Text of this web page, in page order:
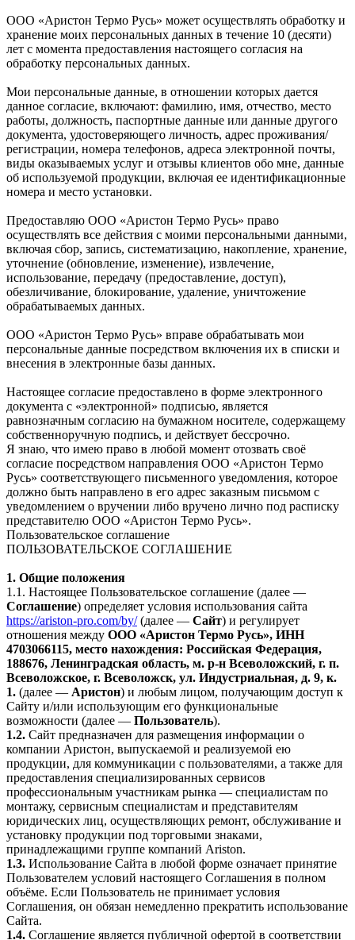
ООО «Аристон Термо Русь» может осуществлять обработку и
хранение моих персональных данных в течение 10 (десяти)
лет с момента предоставления настоящего согласия на
обработку персональных данных.
Мои персональные данные, в отношении которых дается
данное согласие, включают: фамилию, имя, отчество, место
работы, должность, паспортные данные или данные другого
документа, удостоверяющего личность, адрес проживания/
регистрации, номера телефонов, адреса электронной почты,
виды оказываемых услуг и отзывы клиентов обо мне, данные
об используемой продукции, включая ее идентификационные
номера и место установки.
Предоставляю ООО «Аристон Термо Русь» право
осуществлять все действия с моими персональными данными,
включая сбор, запись, систематизацию, накопление, хранение,
уточнение (обновление, изменение), извлечение,
использование, передачу (предоставление, доступ),
обезличивание, блокирование, удаление, уничтожение
обрабатываемых данных.
ООО «Аристон Термо Русь» вправе обрабатывать мои
персональные данные посредством включения их в списки и
внесения в электронные базы данных.
Настоящее согласие предоставлено в форме электронного
документа с «электронной» подписью, является
равнозначным согласию на бумажном носителе, содержащему
собственноручную подпись, и действует бессрочно.
Я знаю, что имею право в любой момент отозвать своё
согласие посредством направления ООО «Аристон Термо
Русь» соответствующего письменного уведомления, которое
должно быть направлено в его адрес заказным письмом с
уведомлением о вручении либо вручено лично под расписку
представителю ООО «Аристон Термо Русь».
Пользовательское соглашение
ПОЛЬЗОВАТЕЛЬСКОЕ СОГЛАШЕНИЕ
1. Общие положения
1.1. Настоящее Пользовательское соглашение (далее —
Соглашение) определяет условия использования сайта
https://ariston-pro.com/by/(далее — Сайт) и регулирует
отношения между ООО «Аристон Термо Русь», ИНН
4703066115, место нахождения: Российская Федерация,
188676, Ленинградская область, м. р-н Всеволожский, г. п.
Всеволожское, г. Всеволожск, ул. Индустриальная, д. 9, к.
1. (далее — Аристон) и любым лицом, получающим доступ к
Сайту и/или использующим его функциональные
возможности (далее — Пользователь).
1.2. Сайт предназначен для размещения информации о
компании Аристон, выпускаемой и реализуемой ею
продукции, для коммуникации с пользователями, а также для
предоставления специализированных сервисов
профессиональным участникам рынка — специалистам по
монтажу, сервисным специалистам и представителям
юридических лиц, осуществляющих ремонт, обслуживание и
установку продукции под торговыми знаками,
принадлежащими группе компаний Ariston.
1.3. Использование Сайта в любой форме означает принятие
Пользователем условий настоящего Соглашения в полном
объёме. Если Пользователь не принимает условия
Соглашения, он обязан немедленно прекратить использование
Сайта.
1.4. Соглашение является публичной офертой в соответствии